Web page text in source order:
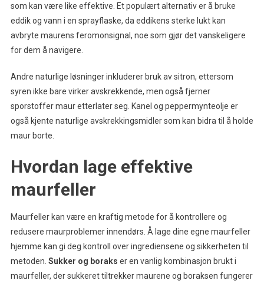
som kan være like effektive. Et populært alternativ er å bruke
eddik og vann i en sprayflaske, da eddikens sterke lukt kan
avbryte maurens feromonsignal, noe som gjør det vanskeligere
for dem å navigere.
Andre naturlige løsninger inkluderer bruk av sitron, ettersom
syren ikke bare virker avskrekkende, men også fjerner
sporstoffer maur etterlater seg. Kanel og peppermynteolje er
også kjente naturlige avskrekkingsmidler som kan bidra til å holde
maur borte.
Hvordan lage effektive
maurfeller
Maurfeller kan være en kraftig metode for å kontrollere og
redusere maurproblemer innendørs. Å lage dine egne maurfeller
hjemme kan gi deg kontroll over ingrediensene og sikkerheten til
metoden. Sukker og boraks er en vanlig kombinasjon brukt i
maurfeller, der sukkeret tiltrekker maurene og boraksen fungerer